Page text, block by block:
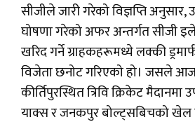
सीजीले जारी गरेको विज्ञप्ति
घोषणा गरेको अफर अन्तर्गत सीजी
खरिद गर्ने ग्राहकहरूमध्ये लक्की
विजेता छनोट गरिएको हो। जसले
कीर्तिपुरस्थित त्रिवि क्रिकेट
याक्स र जनकपुर बोल्ट्सबिचको खेल